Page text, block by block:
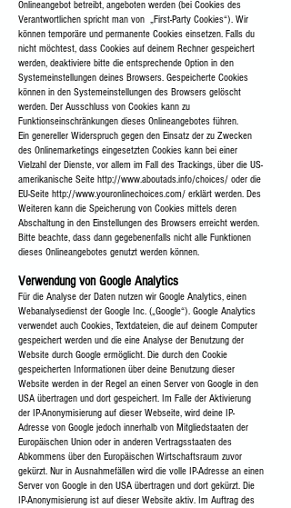
Onlineangebot betreibt, angeboten werden (bei Cookies des
Verantwortlichen spricht man von „First-Party Cookies“). Wir
können temporäre und permanente Cookies einsetzen. Falls du
nicht möchtest, dass Cookies auf deinem Rechner gespeichert
werden, deaktiviere bitte die entsprechende Option in den
Systemeinstellungen deines Browsers. Gespeicherte Cookies
können in den Systemeinstellungen des Browsers gelöscht
werden. Der Ausschluss von Cookies kann zu
Funktionseinschränkungen dieses Onlineangebotes führen.
Ein genereller Widerspruch gegen den Einsatz der zu Zwecken
des Onlinemarketings eingesetzten Cookies kann bei einer
Vielzahl der Dienste, vor allem im Fall des Trackings, über die US-
amerikanische Seite http://www.aboutads.info/choices/ oder die
EU-Seite http://www.youronlinechoices.com/ erklärt werden. Des
Weiteren kann die Speicherung von Cookies mittels deren
Abschaltung in den Einstellungen des Browsers erreicht werden.
Bitte beachte, dass dann gegebenenfalls nicht alle Funktionen
dieses Onlineangebotes genutzt werden können.
Verwendung von Google Analytics
Für die Analyse der Daten nutzen wir Google Analytics, einen
Webanalysedienst der Google Inc. („Google“). Google Analytics
verwendet auch Cookies, Textdateien, die auf deinem Computer
gespeichert werden und die eine Analyse der Benutzung der
Website durch Google ermöglicht. Die durch den Cookie
gespeicherten Informationen über deine Benutzung dieser
Website werden in der Regel an einen Server von Google in den
USA übertragen und dort gespeichert. Im Falle der Aktivierung
der IP-Anonymisierung auf dieser Webseite, wird deine IP-
Adresse von Google jedoch innerhalb von Mitgliedstaaten der
Europäischen Union oder in anderen Vertragsstaaten des
Abkommens über den Europäischen Wirtschaftsraum zuvor
gekürzt. Nur in Ausnahmefällen wird die volle IP-Adresse an einen
Server von Google in den USA übertragen und dort gekürzt. Die
IP-Anonymisierung ist auf dieser Website aktiv. Im Auftrag des